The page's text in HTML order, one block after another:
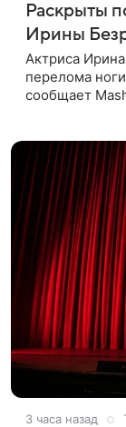
Раскрыты
Ирины
Актриса
перелома
сообщает
3 часа назад